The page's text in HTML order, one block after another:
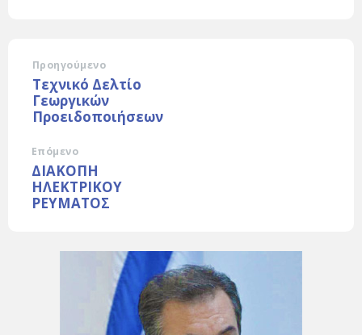
Προηγούμενο
Τεχνικό Δελτίο
Γεωργικών
Προειδοποιήσεων
Επόμενο
ΔΙΑΚΟΠΗ
ΗΛΕΚΤΡΙΚΟΥ
ΡΕΥΜΑΤΟΣ